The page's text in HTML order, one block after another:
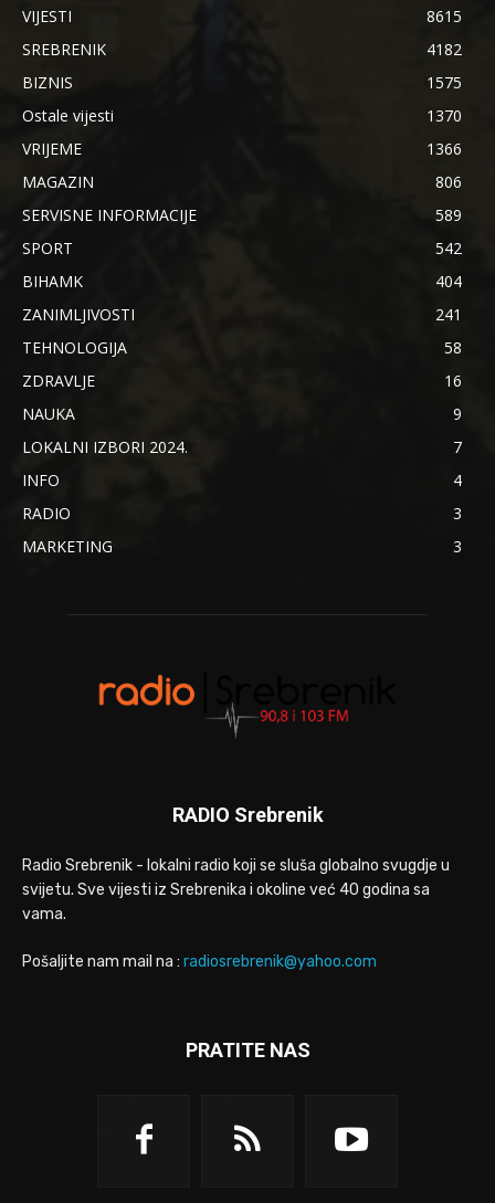
VIJESTI
8615
SREBRENIK
4182
BIZNIS
1575
Ostale vijesti
1370
VRIJEME
1366
MAGAZIN
806
SERVISNE INFORMACIJE
589
SPORT
542
BIHAMK
404
ZANIMLJIVOSTI
241
TEHNOLOGIJA
58
ZDRAVLJE
16
NAUKA
9
LOKALNI IZBORI 2024.
7
INFO
4
RADIO
3
MARKETING
3
RADIO Srebrenik
Radio Srebrenik - lokalni radio koji se sluša globalno svugdje u
svijetu. Sve vijesti iz Srebrenika i okoline već 40 godina sa
vama.
Pošaljite nam mail na : radiosrebrenik@yahoo.com
PRATITE NAS